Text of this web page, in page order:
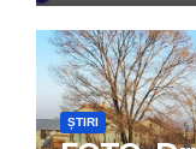
ȘTIRI